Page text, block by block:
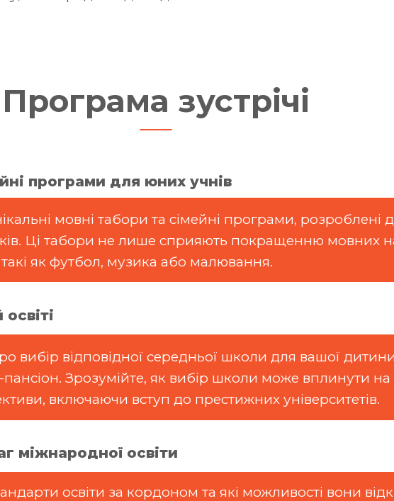
Програма зустрічі
міжнародної освіти
програми для юних учнів
мовні табори та сімейні програми, розроблені
Ці табори не лише сприяють покращенню мовних
як футбол, музика або малювання.
вибір відповідної середньої школи для вашої
Зрозумійте, як вибір школи може вплинути на
включаючи вступ до престижних університетів.
освіти за кордоном та які можливості вони